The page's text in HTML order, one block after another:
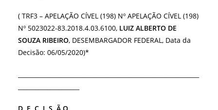
( TRF3 – APELAÇÃO CÍVEL (198) Nº APELAÇÃO CÍVEL (198)
Nº 5023022-83.2018.4.03.6100, LUIZ ALBERTO DE
SOUZA RIBEIRO, DESEMBARGADOR FEDERAL, Data da
Decisão: 06/05/2020)*